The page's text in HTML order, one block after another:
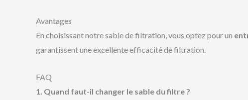
Avantages
En choisissant notre sable de filtration, vous optez pour un
garantissent une excellente efficacité de filtration.
FAQ
1. Quand faut-il changer le sable du filtre ?